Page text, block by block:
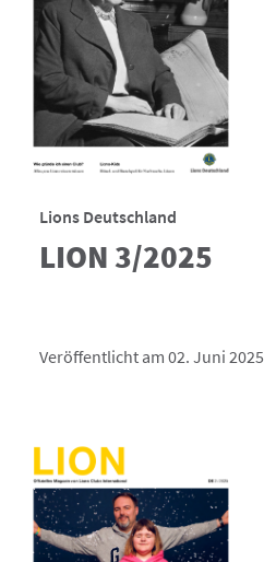
Lions Deutschland
LION 3/2025
Veröffentlicht am 02. Juni 2025